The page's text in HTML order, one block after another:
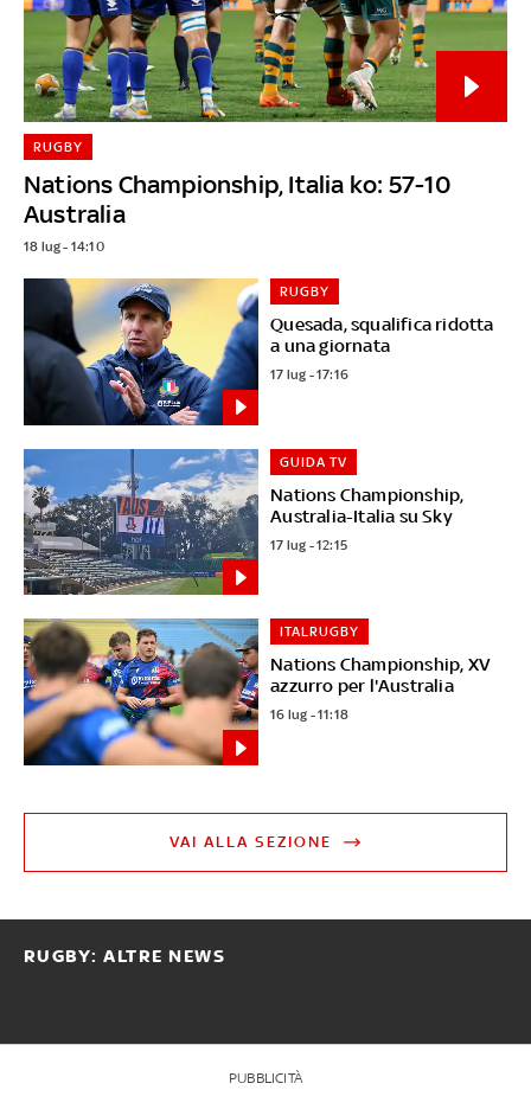
Nations Championship, Italia ko: 57-10
Australia
RUGBY
18 lug - 14:10
Quesada, squalifica ridotta
a una giornata
RUGBY
17 lug - 17:16
Nations Championship,
Australia-Italia su Sky
GUIDA TV
17 lug - 12:15
Nations Championship, XV
azzurro per l'Australia
ITALRUGBY
16 lug - 11:18
VAI ALLA SEZIONE
RUGBY: ALTRE NEWS
PUBBLICITÀ